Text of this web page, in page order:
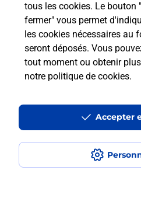
tous les cookies. Le bouton
fermer" vous permet
les cookies nécessaires au
seront déposés. Vous
tout moment ou obtenir
notre politique de cookies.
Accepter
Localiser Liste Ardennes
Accessibilité : partiellement
Conditions contractuelles
Mentions légales